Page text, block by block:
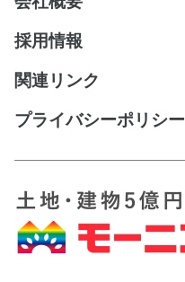
採用情報
関連リンク
プライバシーポリシー